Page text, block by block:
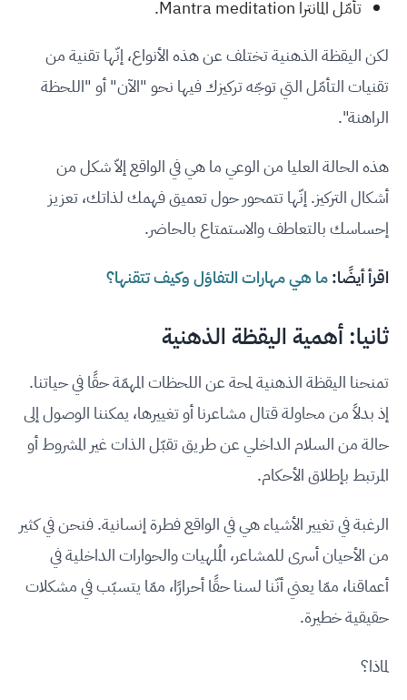
تأمّل المانترا Mantra meditation.
لكن اليقظة الذهنية تختلف عن هذه الأنواع، إنّها تقنية من
تقنيات التأمّل التي توجّه تركيزك فيها نحو "الآن" أو "اللحظة
الراهنة".
هذه الحالة العليا من الوعي ما هي في الواقع إلاّ شكل من
أشكال التركيز. إنّها تتمحور حول تعميق فهمك لذاتك، تعزيز
إحساسك بالتعاطف والاستمتاع بالحاضر.
اقرأ أيضًا:ما هي مهارات التفاؤل وكيف تتقنها؟
ثانيا: أهمية اليقظة الذهنية
تمنحنا اليقظة الذهنية لمحة عن اللحظات المهمّة حقًا في حياتنا.
إذ بدلاً من محاولة قتال مشاعرنا أو تغييرها، يمكننا الوصول إلى
حالة من السلام الداخلي عن طريق تقبّل الذات غير المشروط أو
المرتبط بإطلاق الأحكام.
الرغبة في تغيير الأشياء هي في الواقع فطرة إنسانية. فنحن في كثير
من الأحيان أسرى للمشاعر، المُلهيات والحوارات الداخلية في
أعماقنا، ممّا يعني أنّنا لسنا حقًا أحرارًا، ممّا يتسبّب في مشكلات
حقيقية خطيرة.
لماذا؟